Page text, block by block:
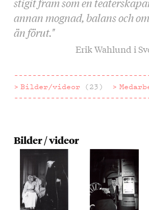
annan mognad, balans och
än förut."
Erik Wahlund i
Bilder/videor (23)
Bilder / videor